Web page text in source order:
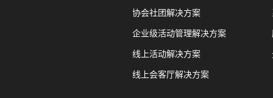
协会社团解决方案
企业级活动管理解决方案
线上活动解决方案
线上会客厅解决方案